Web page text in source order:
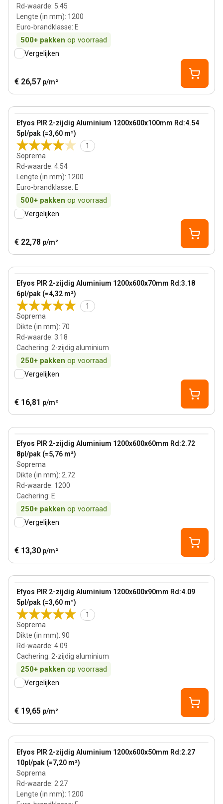
Rd-waarde: 5.45
Lengte (in mm): 1200
Euro-brandklasse: E
500+ pakken op voorraad
Vergelijken
€ 26,57 p/m²
Bestseller
Efyos PIR 2-zijdig Aluminium 1200x600x100mm Rd:4.54
5pl/pak (=3,60 m²)
1
Soprema
Rd-waarde: 4.54
Lengte (in mm): 1200
Euro-brandklasse: E
500+ pakken op voorraad
View product
Vergelijken
€ 22,78 p/m²
Efyos PIR 2-zijdig Aluminium 1200x600x70mm Rd:3.18
6pl/pak (=4,32 m²)
1
Soprema
Dikte (in mm): 70
Rd-waarde: 3.18
Cachering: 2-zijdig aluminium
250+ pakken op voorraad
View product
Vergelijken
€ 16,81 p/m²
Efyos PIR 2-zijdig Aluminium 1200x600x60mm Rd:2.72
8pl/pak (=5,76 m²)
Soprema
Dikte (in mm): 2.72
Rd-waarde: 1200
Cachering: E
250+ pakken op voorraad
View product
Vergelijken
€ 13,30 p/m²
Efyos PIR 2-zijdig Aluminium 1200x600x90mm Rd:4.09
5pl/pak (=3,60 m²)
1
Soprema
Dikte (in mm): 90
Rd-waarde: 4.09
Cachering: 2-zijdig aluminium
250+ pakken op voorraad
View product
Vergelijken
€ 19,65 p/m²
Efyos PIR 2-zijdig Aluminium 1200x600x50mm Rd:2.27
10pl/pak (=7,20 m²)
Soprema
Rd-waarde: 2.27
Lengte (in mm): 1200
View product